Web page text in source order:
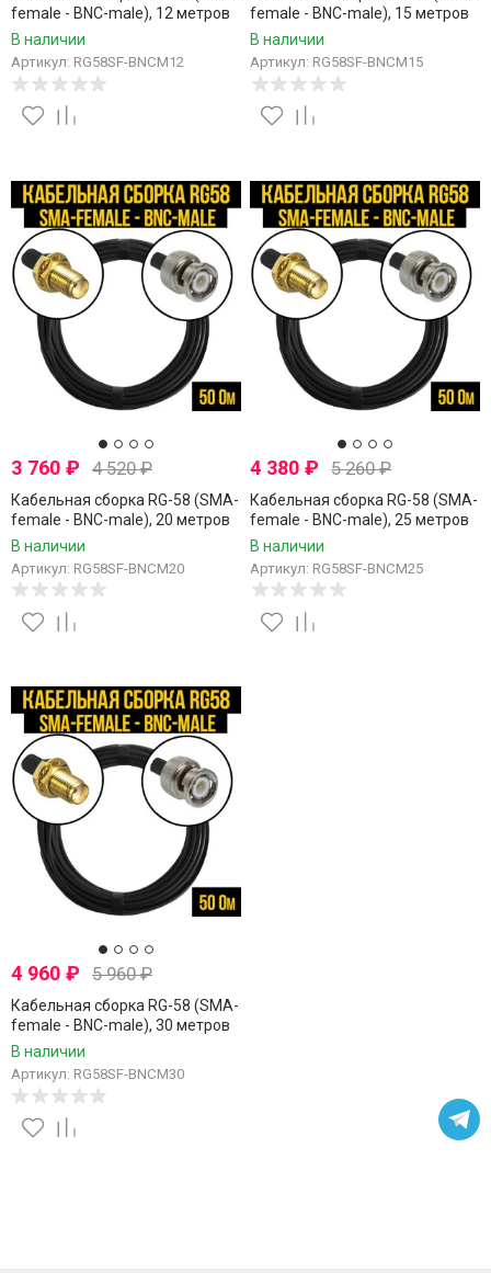
female - BNC-male), 12 метров
В наличии
Артикул: RG58SF-BNCM12
female - BNC-male), 15 метров
В наличии
Артикул: RG58SF-BNCM15
3 760 ₽ 4 520₽
Кабельная сборка RG-58 (SMA-
female - BNC-male), 20 метров
В наличии
Артикул: RG58SF-BNCM20
4 380₽ 5 260₽
Кабельная сборка RG-58 (SMA-
female - BNC-male), 25 метров
В наличии
Артикул: RG58SF-BNCM25
4 960 ₽ 5 960₽
Кабельная сборка RG-58 (SMA-
female - BNC-male), 30 метров
В наличии
Артикул: RG58SF-BNCM30